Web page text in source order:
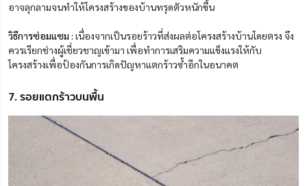
อาจลุกลามจนทำให้โครงสร้างของบ้านทรุดตัวหนักขึ้น
วิธีการซ่อมแซม : เนื่องจากเป็นรอยร้าวที่ส่งผลต่อโครงสร้างบ้านโดยตรง จึง
ควรเรียกช่างผู้เชี่ยวชาญเข้ามา เพื่อทำการเสริมความแข็งแรงให้กับ
โครงสร้างเพื่อป้องกันการเกิดปัญหาแตกร้าวซ้ำอีกในอนาคต
7. รอยแตกร้าวบนพื้น